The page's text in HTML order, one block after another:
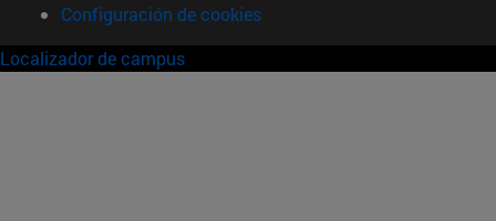
Configuración de cookies
Localizador de campus